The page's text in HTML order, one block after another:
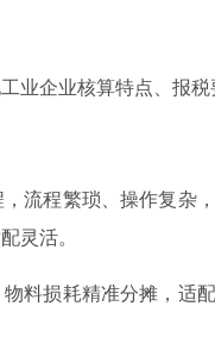
业企业核算特点、报
流程繁琐、操作复杂
灵活。
料损耗精准分摊，适